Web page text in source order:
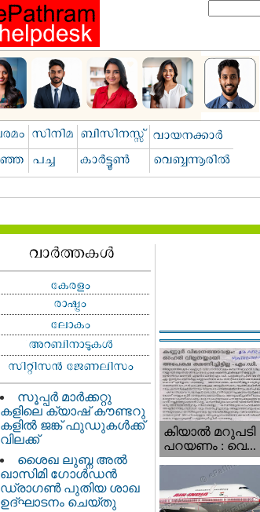
സൂപ്പർ മാർക്കറ്റു
കളിലെ ക്യാഷ് കൗണ്ടറു
കളിൽ ജങ്ക് ഫുഡുകൾക്ക്
വിലക്ക്
ശൈഖ ലുബ്ന അൽ
ഖാസിമി ഗോൾഡൻ
ഡ്രാഗൺ പുതിയ ശാഖ
ഉദ്ഘാടനം ചെയ്തു
കിയാല്‍ മറുപടി
പറയണം : വെ...